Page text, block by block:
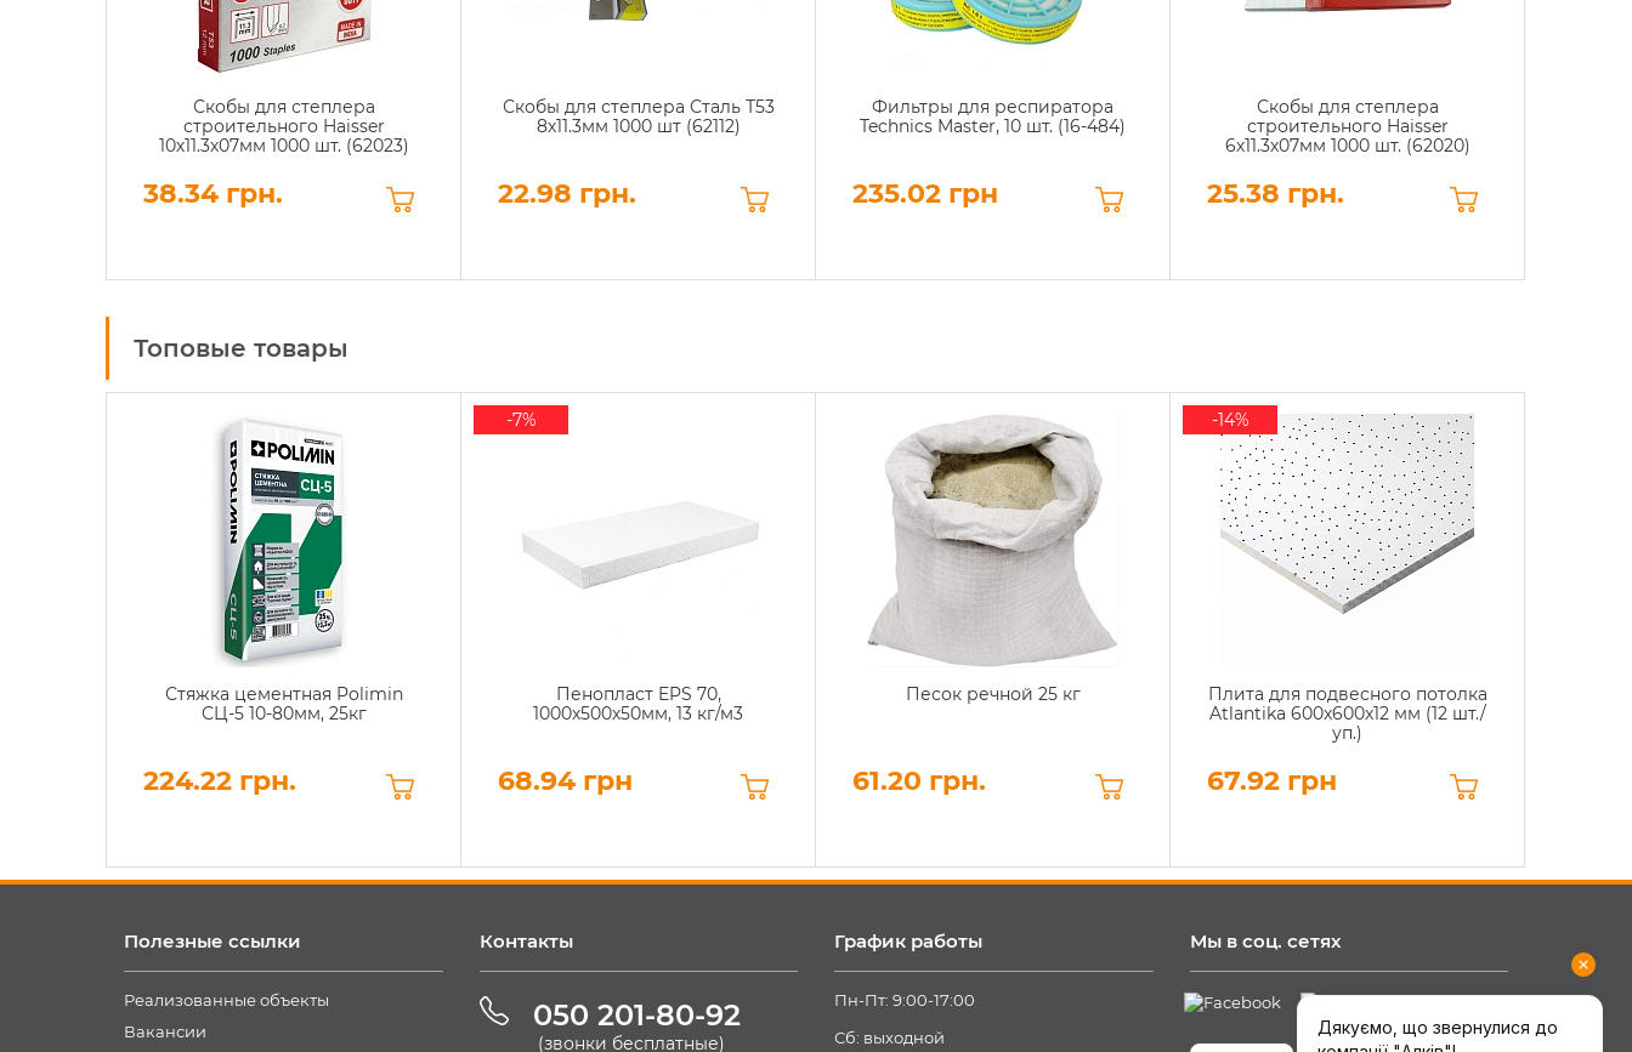
Скобы для степлера
строительного Haisser
10х11.3х07мм 1000 шт. (62023)
38.34 грн.
Скобы для степлера Сталь Т53
8х11.3мм 1000 шт (62112)
22.98 грн.
Фильтры для респиратора
Technics Master, 10 шт. (16-484)
235.02 грн
Скобы для степлера
строительного Haisser
6х11.3х07мм 1000 шт. (62020)
25.38 грн.
Топовые товары
Стяжка цементная Polimin
СЦ-5 10-80мм, 25кг
224.22 грн.
Пенопласт EPS 70,
1000х500х50мм, 13 кг/м3
68.94 грн
-7%
Песок речной 25 кг
61.20 грн.
Плита для подвесного потолка
Atlantika 600x600x12 мм (12 шт./
уп.)
67.92 грн
-14%
Полезные ссылки
Реализованные объекты
Вакансии
Контакты
050 201-80-92
(звонки бесплатные)
График работы
Пн-Пт: 9:00-17:00
Сб: выходной
Мы в соц. сетях